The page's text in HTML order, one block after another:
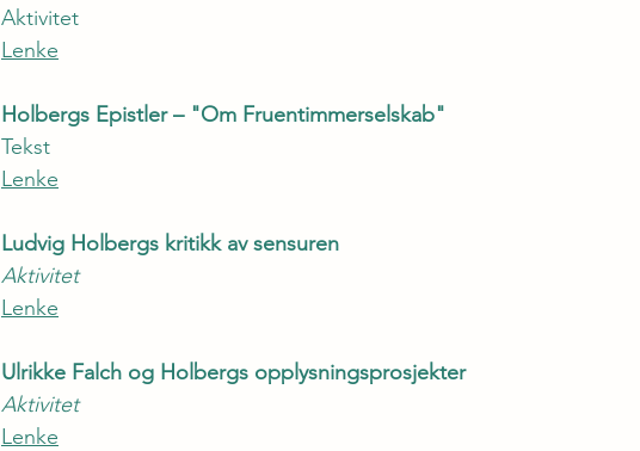
Aktivitet
Lenke
Holbergs Epistler – "Om Fruentimmerselskab"
Tekst
Lenke
Ludvig Holbergs kritikk av sensuren
Aktivitet
Lenke
Ulrikke Falch og Holbergs opplysningsprosjekter
Aktivitet
Lenke